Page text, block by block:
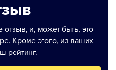
отзыв, и, может быть, это
Кроме этого, из ваших
рейтинг.